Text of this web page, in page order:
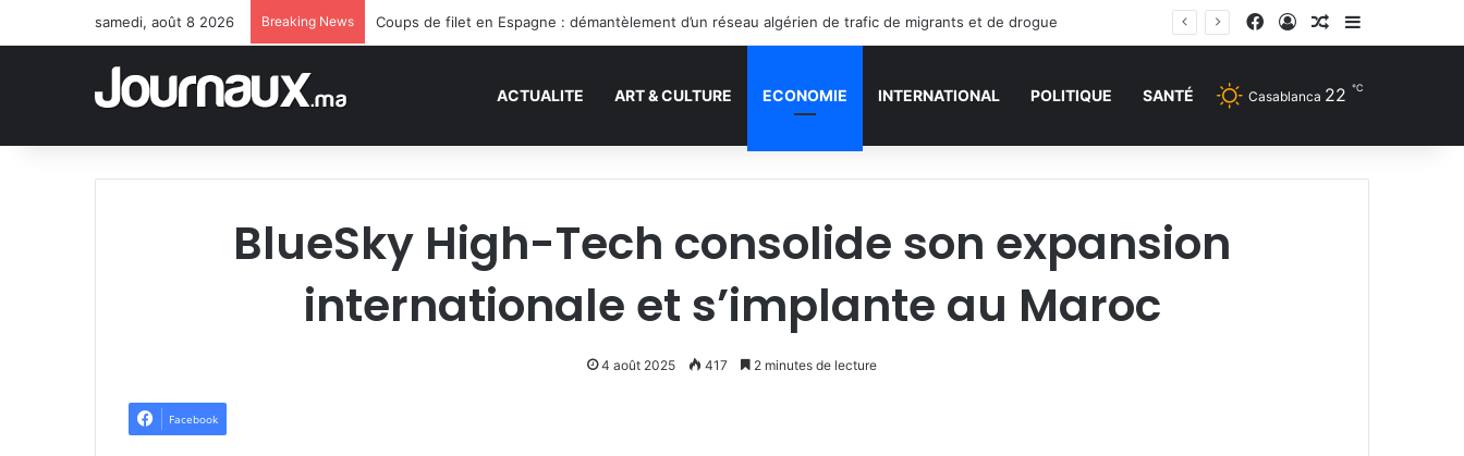
samedi, août 8 2026 Breaking News Coups de filet en Espagne : démantèlement d’un réseau algérien de trafic de migrants et de drogue Facebook
Connexion
Article Aléatoire
Sidebar
ACTUALITE ART & CULTURE ECONOMIE INTERNATIONAL POLITIQUE SANTÉ Casablanca 22 ℃
BlueSky High-Tech consolide son expansion
internationale et s’implante au Maroc
4 août 2025 417 2 minutes de lecture
Facebook